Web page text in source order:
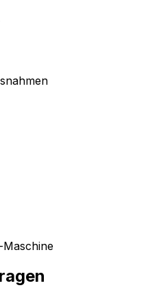
Maschine